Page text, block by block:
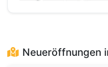
Neueröffnungen